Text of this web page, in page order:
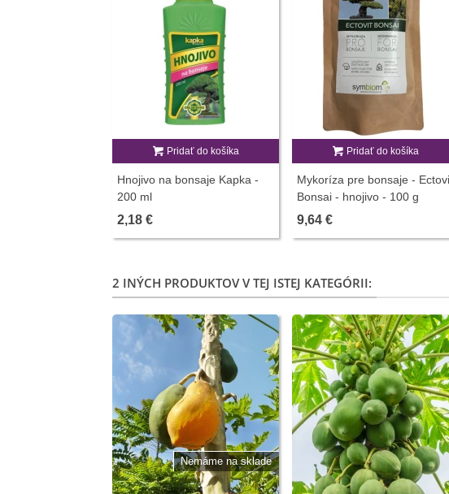
1,82 €
Pridať do košíka
Hnojivo na bonsaje Kapka -
200 ml
2,18 €
Pridať do košíka
Mykoríza pre bonsaje -
Bonsai - hnojivo - 100 g
9,64 €
2 INÝCH PRODUKTOV V TEJ ISTEJ KATEGÓRII:
Nemáme na sklade